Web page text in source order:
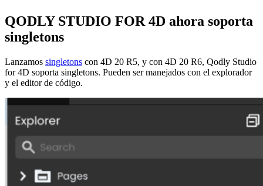
QODLY STUDIO FOR 4D ahora soporta
singletons
Lanzamos singletons con 4D 20 R5, y con 4D 20 R6, Qodly Studio
for 4D soporta singletons. Pueden ser manejados con el explorador
y el editor de código.